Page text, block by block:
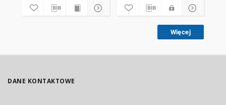
pracowników lokali
gastronomiczno-
Więcej
DANE KONTAKTOWE